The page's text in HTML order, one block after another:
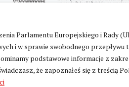
Parlamentu Europejskiego i Rady
i w sprawie swobodnego
podstawowe informacje z
że zapoznałeś się z treścią